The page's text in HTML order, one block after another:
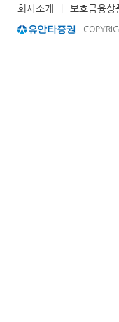
회사소개 보호금융상